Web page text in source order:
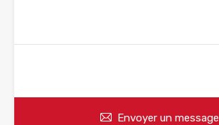
Envoyer un message